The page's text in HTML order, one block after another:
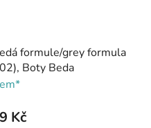
formule/grey formula
Boty Beda
Kč